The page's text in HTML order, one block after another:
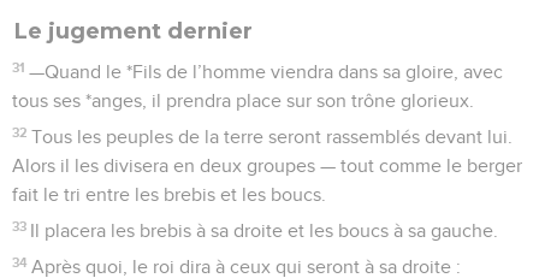
Le jugement dernier
31 —Quand le *Fils de l’homme viendra dans sa gloire, avec
tous ses *anges, il prendra place sur son trône glorieux.
32 Tous les peuples de la terre seront rassemblés devant lui.
Alors il les divisera en deux groupes — tout comme le berger
fait le tri entre les brebis et les boucs.
33 Il placera les brebis à sa droite et les boucs à sa gauche.
34 Après quoi, le roi dira à ceux qui seront à sa droite :